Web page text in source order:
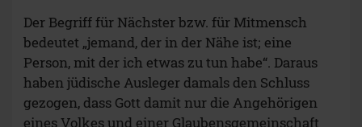
Der Begriff für Nächster bzw. für Mitmensch
bedeutet „jemand, der in der Nähe ist; eine
Person, mit der ich etwas zu tun habe“. Daraus
haben jüdische Ausleger damals den Schluss
gezogen, dass Gott damit nur die Angehörigen
eines Volkes und einer Glaubensgemeinschaft